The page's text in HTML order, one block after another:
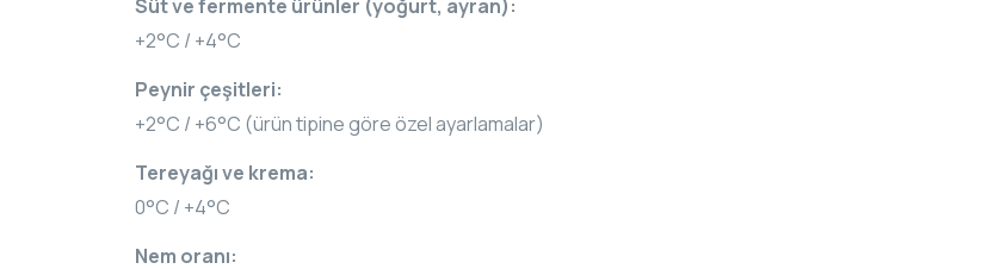
Süt ve fermente ürünler (yoğurt, ayran):
+2°C / +4°C
Peynir çeşitleri:
+2°C / +6°C (ürün tipine göre özel ayarlamalar)
Tereyağı ve krema:
0°C / +4°C
Nem oranı: